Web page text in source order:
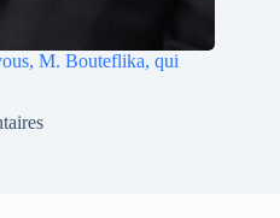
M. Bouteflika, qui